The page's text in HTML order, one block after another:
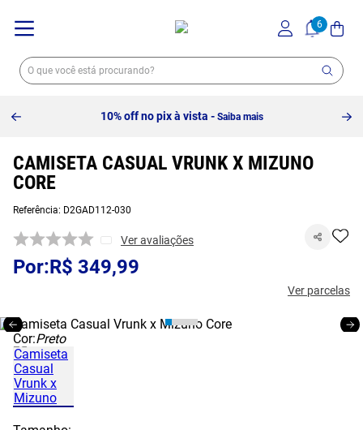
10% off no pix à vista - Saiba mais
CAMISETA CASUAL VRUNK X MIZUNO
CORE
Referência: D2GAD112-030
Ver avaliações
R$ 349,99
Ver parcelas
Cor:Preto